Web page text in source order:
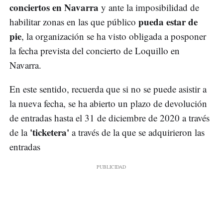
conciertos en Navarra y ante la imposibilidad de
habilitar zonas en las que público pueda estar de
pie, la organización se ha visto obligada a posponer
la fecha prevista del concierto de Loquillo en
Navarra.
En este sentido, recuerda que si no se puede asistir a
la nueva fecha, se ha abierto un plazo de devolución
de entradas hasta el 31 de diciembre de 2020 a través
de la 'ticketera' a través de la que se adquirieron las
entradas